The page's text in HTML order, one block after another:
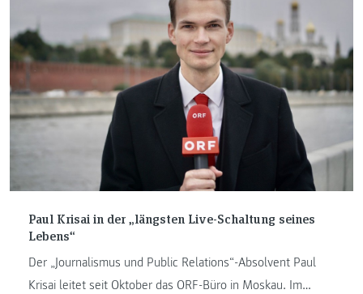
Paul Krisai in der „längsten Live-Schaltung seines
Lebens“
Der „Journalismus und Public Relations“-Absolvent Paul
Krisai leitet seit Oktober das ORF-Büro in Moskau. Im